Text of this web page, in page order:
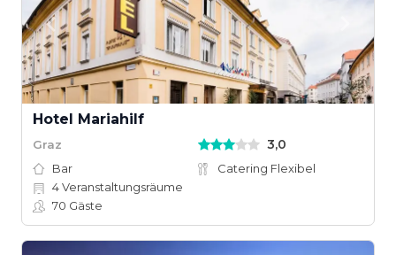
Hotel Mariahilf
Graz 3,0
Bar
Catering Flexibel
4Veranstaltungsräume
70 Gäste